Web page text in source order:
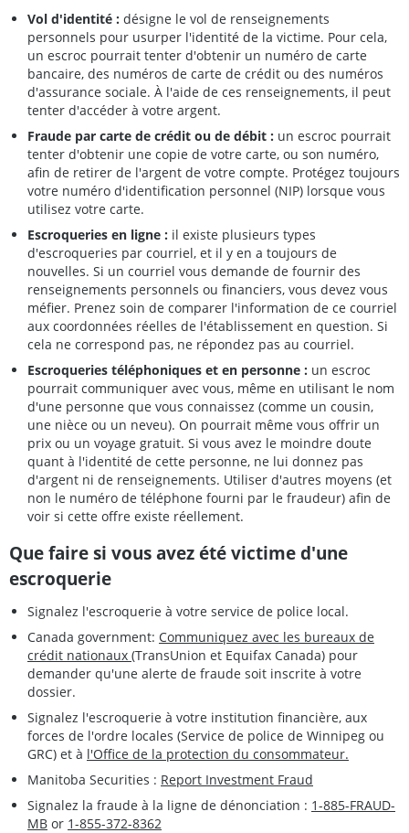
Vol d'identité : désigne le vol de renseignements
personnels pour usurper l'identité de la victime. Pour cela,
un escroc pourrait tenter d'obtenir un numéro de carte
bancaire, des numéros de carte de crédit ou des numéros
d'assurance sociale. À l'aide de ces renseignements, il peut
tenter d'accéder à votre argent.
Fraude par carte de crédit ou de débit : un escroc pourrait
tenter d'obtenir une copie de votre carte, ou son numéro,
afin de retirer de l'argent de votre compte. Protégez toujours
votre numéro d'identification personnel (NIP) lorsque vous
utilisez votre carte.
Escroqueries en ligne : il existe plusieurs types
d'escroqueries par courriel, et il y en a toujours de
nouvelles. Si un courriel vous demande de fournir des
renseignements personnels ou financiers, vous devez vous
méfier. Prenez soin de comparer l'information de ce courriel
aux coordonnées réelles de l'établissement en question. Si
cela ne correspond pas, ne répondez pas au courriel.
Escroqueries téléphoniques et en personne : un escroc
pourrait communiquer avec vous, même en utilisant le nom
d'une personne que vous connaissez (comme un cousin,
une nièce ou un neveu). On pourrait même vous offrir un
prix ou un voyage gratuit. Si vous avez le moindre doute
quant à l'identité de cette personne, ne lui donnez pas
d'argent ni de renseignements. Utiliser d'autres moyens (et
non le numéro de téléphone fourni par le fraudeur) afin de
voir si cette offre existe réellement.
Que faire si vous avez été victime d'une
escroquerie
Signalez l'escroquerie à votre service de police local.
Canada government: Communiquez avec les bureaux de
crédit nationaux (TransUnion et Equifax Canada) pour
demander qu'une alerte de fraude soit inscrite à votre
dossier.
Signalez l'escroquerie à votre institution financière, aux
forces de l'ordre locales (Service de police de Winnipeg ou
GRC) et à l'Office de la protection du consommateur.
Manitoba Securities : Report Investment Fraud
Signalez la fraude à la ligne de dénonciation : 1-885-FRAUD-
MB or 1-855-372-8362